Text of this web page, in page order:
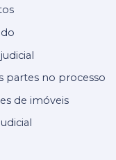
partes no processo
de imóveis